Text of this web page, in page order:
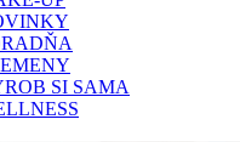
SI SAMA